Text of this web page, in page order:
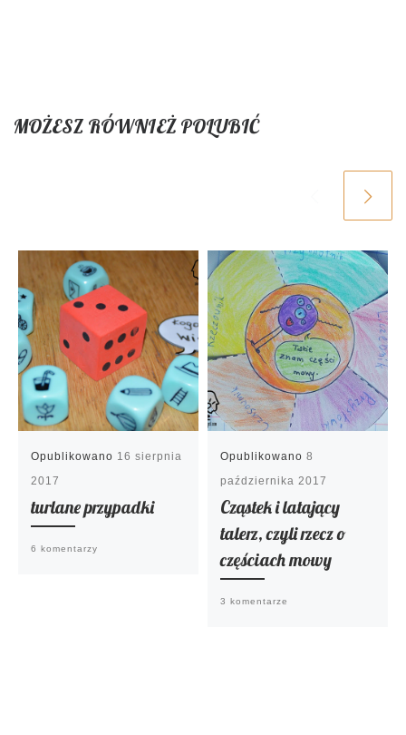
MOŻESZ RÓWNIEŻ POLUBIĆ
Opublikowano 16 sierpnia
2017
turlane przypadki
6 komentarzy
Opublikowano8
października 2017
Cząstek i latający
talerz, czyli rzecz o
częściach mowy
3 komentarze